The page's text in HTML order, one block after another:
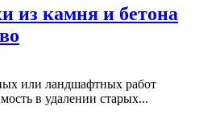
из камня и бетона
или ландшафтных работ
в удалении старых...